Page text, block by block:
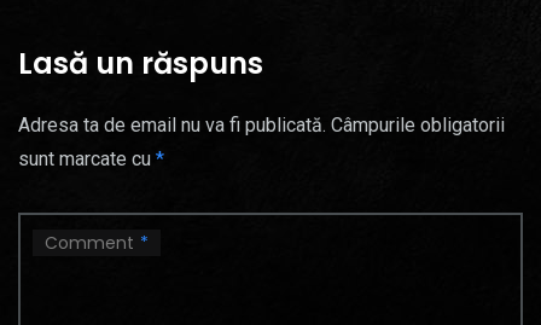
Lasă un răspuns
Adresa ta de email nu va fi publicată. Câmpurile obligatorii
sunt marcate cu *
Comment *